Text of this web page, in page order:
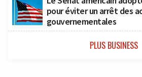
pour éviter un arrêt des
gouvernementales
PLUS BUSINESS